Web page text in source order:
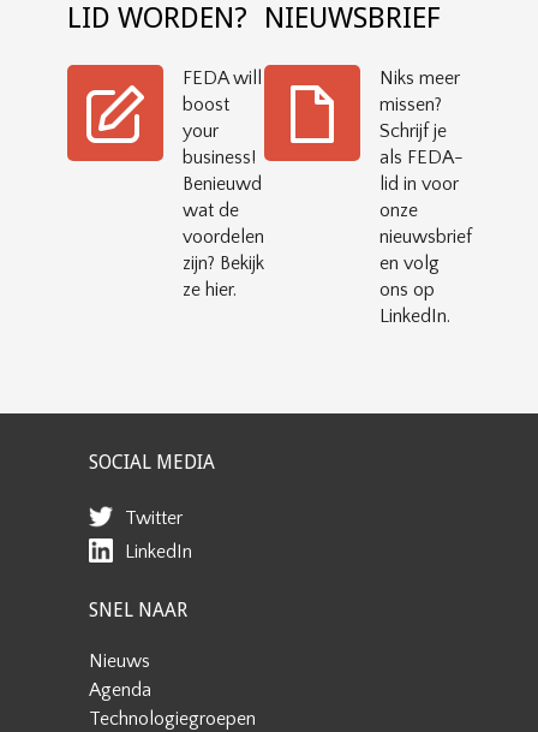
LID WORDEN?
FEDA will
boost
your
business!
Benieuwd
wat de
voordelen
zijn? Bekijk
ze hier.
NIEUWSBRIEF
Niks meer
missen?
Schrijf je
als FEDA-
lid in voor
onze
nieuwsbrief
en volg
ons op
LinkedIn.
SOCIAL MEDIA
Twitter
LinkedIn
SNEL NAAR
Nieuws
Agenda
Technologiegroepen